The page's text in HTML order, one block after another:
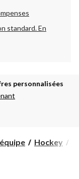
standard.En
personnalisées
Hockey